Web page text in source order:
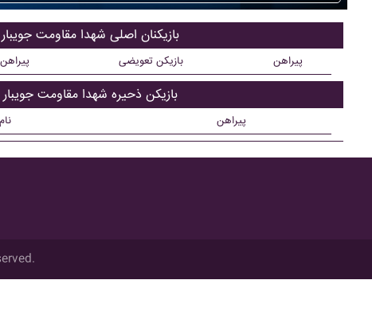
بازیکنان اصلی شهدا مقاومت جويبار
پیراهن بازیکن تعویضی پیراهن
بازیکن ذحیره شهدا مقاومت جويبار
پیراهن